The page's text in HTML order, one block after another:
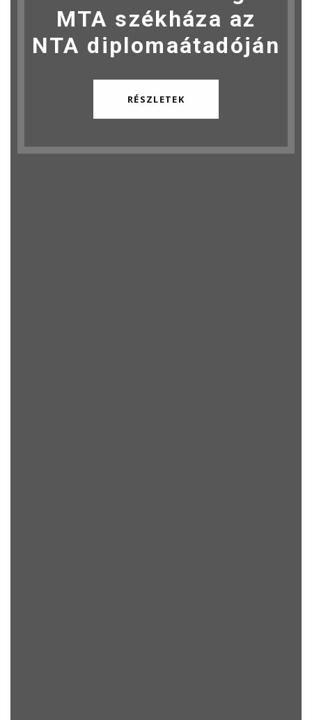
MTA székháza az
NTA diplomaátadóján
RÉSZLETEK